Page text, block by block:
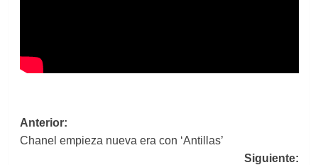
Navegación
de
Anterior:
Chanel empieza nueva era con ‘Antillas’
Siguiente: